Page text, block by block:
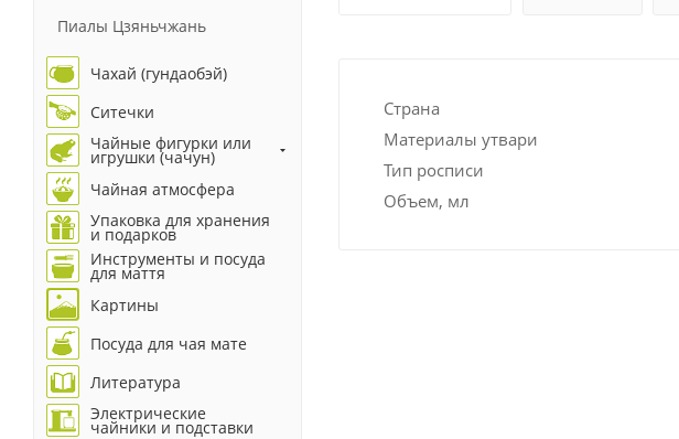
Страна
Материалы утвари
Тип росписи
Объем, мл
Пиалы Цзяньчжань
Чахай (гундаобэй)
Ситечки
Чайные фигурки или
игрушки (чачун)
Чайная атмосфера
Упаковка для хранения
и подарков
Инструменты и посуда
для маття
Картины
Посуда для чая мате
Литература
Электрические
чайники и подставки